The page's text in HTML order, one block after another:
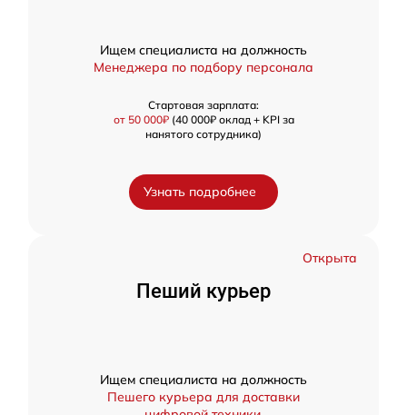
Ищем специалиста на должность
Менеджера по подбору персонала
Стартовая зарплата:
от 50 000₽(40 000₽ оклад + KPI за
нанятого сотрудника)
Узнать подробнее
Открыта
Пеший курьер
Ищем специалиста на должность
Пешего курьера для доставки